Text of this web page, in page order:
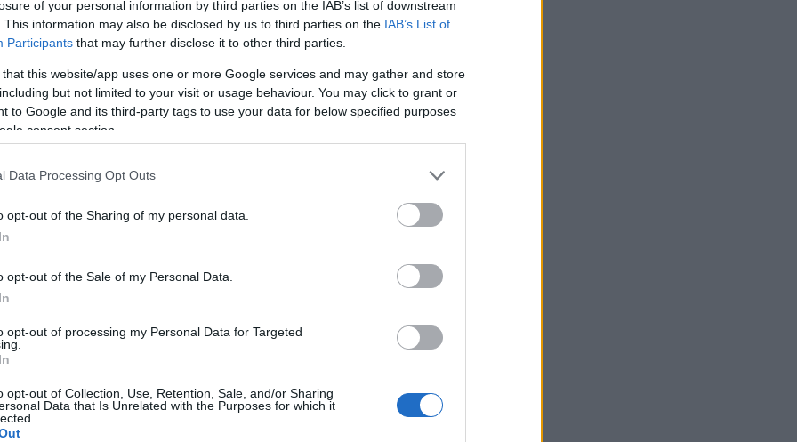
of your personal information by third parties on the IAB’s list of downstream
This information may also be disclosed by us to third parties on the IAB’s List of
Participants that may further disclose it to other third parties.
that this website/app uses one or more Google services and may gather and store
but not limited to your visit or usage behaviour. You may click to grant or
to Google and its third-party tags to use your data for below specified purposes
consent section.
Data Processing Opt Outs
opt-out of the Sharing of my personal data.
opt-out of the Sale of my Personal Data.
opt-out of processing my Personal Data for Targeted
opt-out of Collection, Use, Retention, Sale, and/or Sharing
Data that Is Unrelated with the Purposes for which it
Η Ολίβια Παλέρμο σας συμβουλεύει
φωτογραφίες που έχετε βγάλει μαζί με τον
γκάμα φωτογραφιών σε διάφορα μεγέθη και σχήματα
Οι φωτογραφίες μπορεί να είναι κοινές σας
αλλά και φωτογραφίες με τοπία.
και ζεστή διακόσμηση με λουλούδια και
αλλά και σε διάφορα άλλα σημεία του σπιτιού